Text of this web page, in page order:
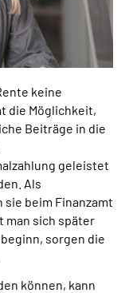
keine
die Möglichkeit,
Beiträge in die
geleistet
Als
beim Finanzamt
man sich später
sorgen die
können, kann